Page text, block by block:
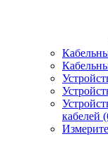
кабелей